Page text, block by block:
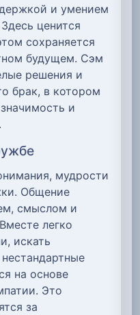
и умением
ценится
сохраняется
будущем. Сэм
решения и
брак, в котором
и
мудрости
Общение
смыслом и
легко
искать
на основе
Это
за